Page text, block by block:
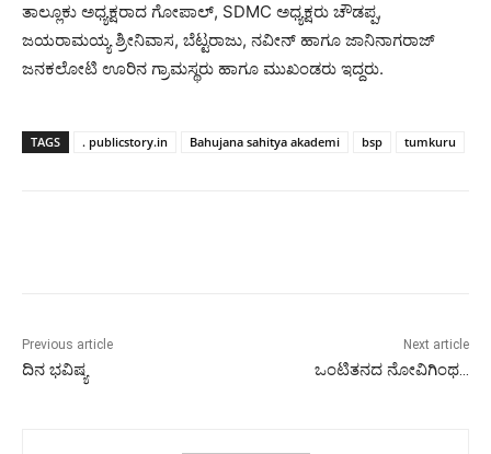
ತಾಲ್ಲೂಕು ಅಧ್ಯಕ್ಷರಾದ ಗೋಪಾಲ್, SDMC ಅಧ್ಯಕ್ಷರು ಚೌಡಪ್ಪ,
ಜಯರಾಮಯ್ಯ ಶ್ರೀನಿವಾಸ, ಬೆಟ್ಟರಾಜು, ನವೀನ್ ಹಾಗೂ ಜಾನಿನಾಗರಾಜ್
ಜನಕಲೋಟಿ ಊರಿನ ಗ್ರಾಮಸ್ಥರು ಹಾಗೂ ಮುಖಂಡರು ಇದ್ದರು.
TAGS . publicstory.in Bahujana sahitya akademi bsp tumkuru
Previous article
ದಿನ ಭವಿಷ್ಯ
Next article
ಒಂಟಿತನದ ನೋವಿಗಿಂಥ…